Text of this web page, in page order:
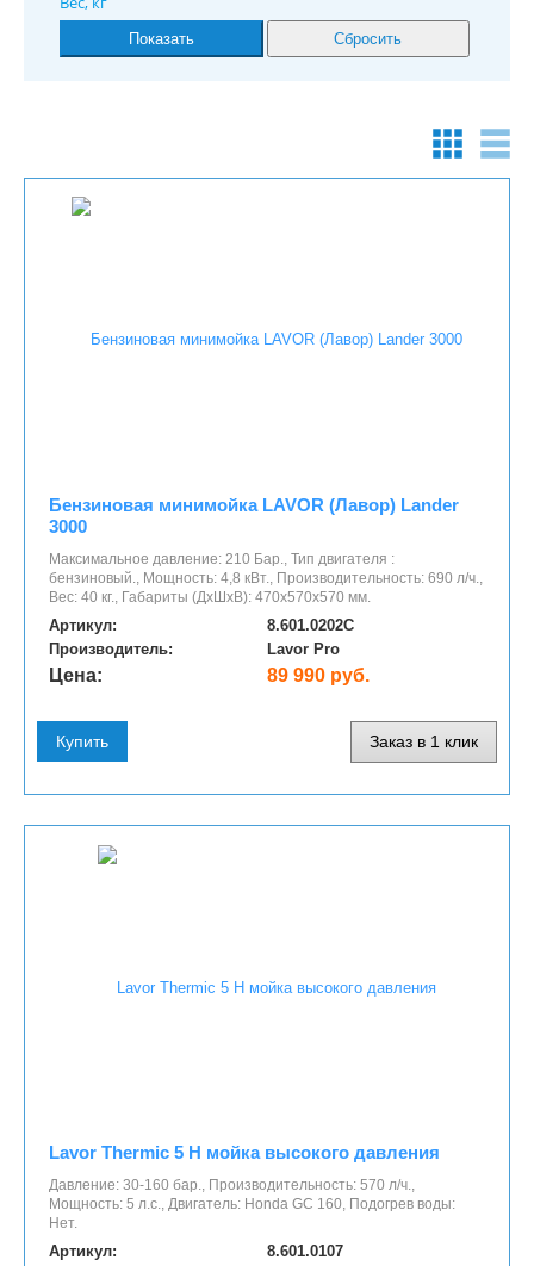
Бензиновая минимойка LAVOR (Лавор) Lander
3000
Максимальное давление: 210 Бар., Тип двигателя :
бензиновый., Мощность: 4,8 кВт., Производительность: 690 л/ч.,
Вес: 40 кг., Габариты (ДхШхВ): 470x570x570 мм.
Артикул:
8.601.0202C
Производитель:
Lavor Pro
Цена: 89 990 руб.
Купить Заказ в 1 клик
Lavor Thermic 5 H мойка высокого давления
Давление: 30-160 бар., Производительность: 570 л/ч.,
Мощность: 5 л.с., Двигатель: Honda GC 160, Подогрев воды:
Нет.
Артикул:
8.601.0107